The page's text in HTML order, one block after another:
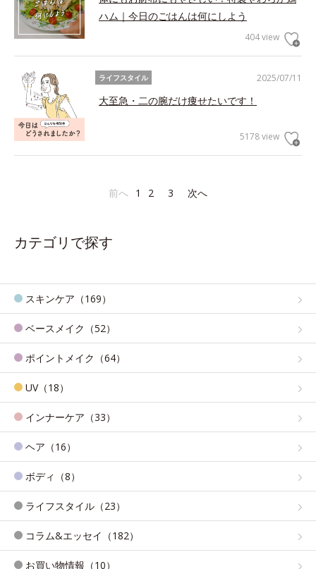
ハム｜今日のごはんは何にしよう
404 view
2025/07/11
ライフスタイル
大至急・二の腕だけ痩せたいです！
5178 view
前へ 1 2 3 次へ
カテゴリで探す
スキンケア（169）
ベースメイク（52）
ポイントメイク（64）
UV（18）
インナーケア（33）
ヘア（16）
ボディ（8）
ライフスタイル（23）
コラム&エッセイ（182）
お買い物情報（10）